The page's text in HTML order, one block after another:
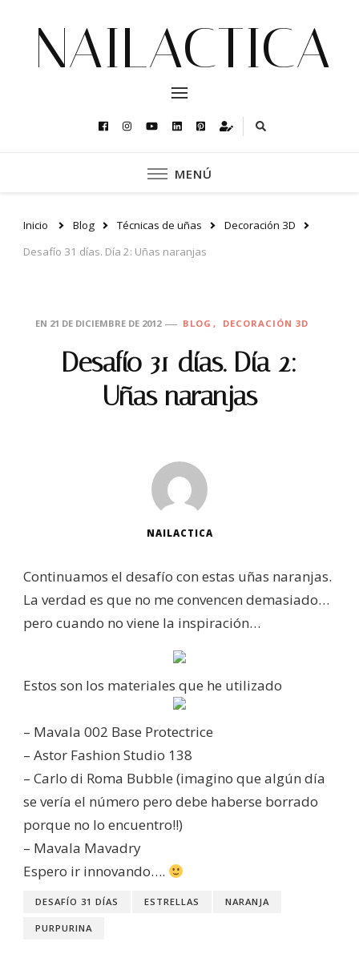
NAILACTICA
MENÚ
Inicio Blog Técnicas de uñas
Decoración 3D
Desafío 31 días. Día 2: Uñas naranjas
EN 21 DE DICIEMBRE DE 2012 BLOG DECORACIÓN 3D
Desafío 31 días. Día 2:
Uñas naranjas
NAILACTICA
Continuamos el desafío con estas uñas naranjas.
La verdad es que no me convencen demasiado…
pero cuando no viene la inspiración…
Estos son los materiales que he utilizado
– Mavala 002 Base Protectrice
– Astor Fashion Studio 138
– Carlo di Roma Bubble (imagino que algún día
se vería el número pero debe haberse borrado
porque no lo encuentro!!)
– Mavala Mavadry
Espero ir innovando….
DESAFÍO 31 DÍAS ESTRELLAS NARANJA
PURPURINA